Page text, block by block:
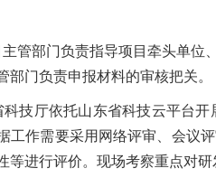
管部门负责指导项目牵头单位
部门负责申报材料的审核把关。
技厅依托山东省科技云平台
工作需要采用网络评审、会议
等进行评价。‌‌现场考察重点对